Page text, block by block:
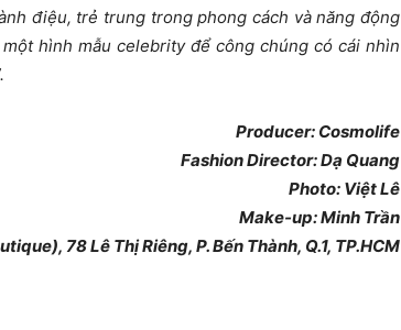
điệu, trẻ trung trong phong cách và năng động
hình mẫu celebrity để công chúng có cái nhìn
Producer: Cosmolife
Fashion Director: Dạ Quang
Photo: Việt Lê
Make-up: Minh Trần
78 Lê Thị Riêng, P. Bến Thành, Q.1, TP.HCM